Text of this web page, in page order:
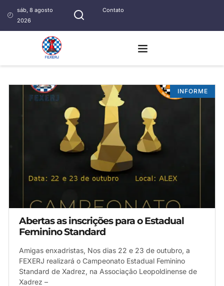
sáb, 8 agosto
2026
Contato
INFORME
Abertas as inscrições para o Estadual
Feminino Standard
Amigas enxadristas, Nos dias 22 e 23 de outubro, a
FEXERJ realizará o Campeonato Estadual Feminino
Standard de Xadrez, na Associação Leopoldinense de
Xadrez –